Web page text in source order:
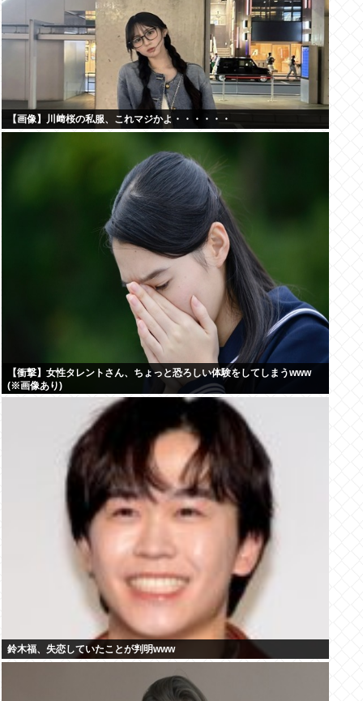
【画像】川﨑桜の私服、これマジかよ・・・・・・
【衝撃】女性タレントさん、ちょっと恐ろしい体験をしてしまうwww
(※画像あり)
鈴木福、失恋していたことが判明www